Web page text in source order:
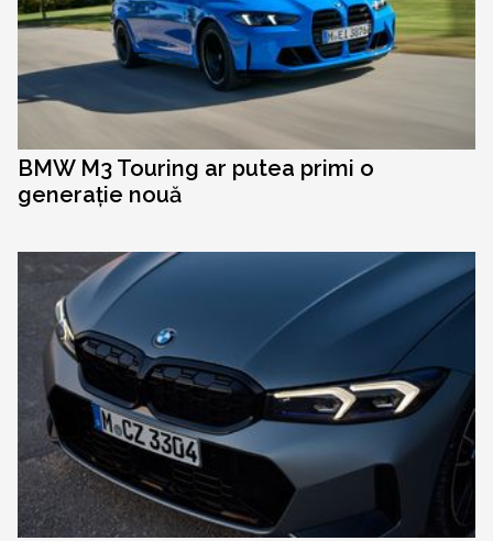
BMW M3 Touring ar putea primi o
generație nouă